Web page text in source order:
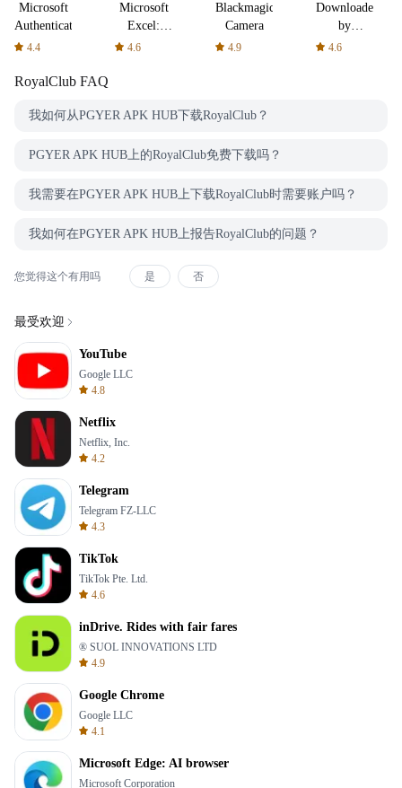
Microsoft
Authenticator
4.4
Microsoft
Excel:
Spreadsheets
4.6
Blackmagic
Camera
4.9
Downloader
by
AFTVnews
4.6
RoyalClub FAQ
我如何从PGYER APK HUB下载RoyalClub？
PGYER APK HUB上的RoyalClub免费下载吗？
我需要在PGYER APK HUB上下载RoyalClub时需要账户吗？
我如何在PGYER APK HUB上报告RoyalClub的问题？
您觉得这个有用吗 是 否
最受欢迎
YouTube
Google LLC
4.8
Netflix
Netflix, Inc.
4.2
Telegram
Telegram FZ-LLC
4.3
TikTok
TikTok Pte. Ltd.
4.6
inDrive. Rides with fair fares
® SUOL INNOVATIONS LTD
4.9
Google Chrome
Google LLC
4.1
Microsoft Edge: AI browser
Microsoft Corporation